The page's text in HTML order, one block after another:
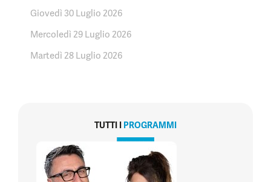
Giovedì 30 Luglio 2026
Mercoledì 29 Luglio 2026
Martedì 28 Luglio 2026
TUTTI I PROGRAMMI